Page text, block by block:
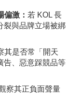
偏激： 若 KOL 長
裂與品牌立場被綁
其是否常「開天
告、惡意踩競品等
察其正負面聲量